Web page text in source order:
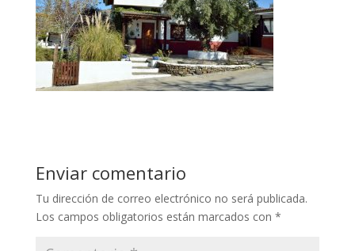
Enviar comentario
Tu dirección de correo electrónico no será publicada.
Los campos obligatorios están marcados con *